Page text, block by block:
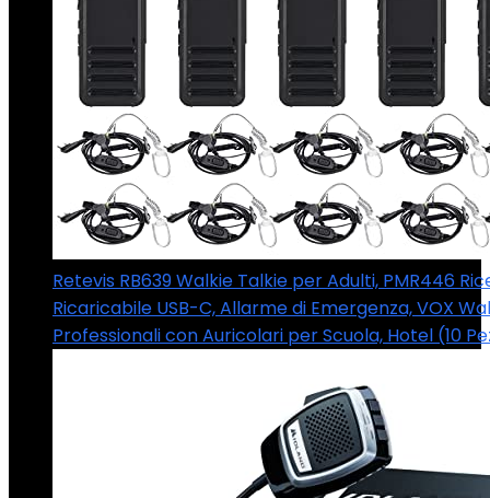
Retevis RB639 Walkie Talkie per Adulti, PMR446
Ricaricabile USB-C, Allarme di Emergenza, VOX
Professionali con Auricolari per Scuola, Hotel (10